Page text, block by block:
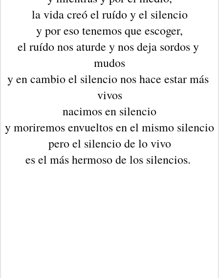
la vida creó el ruído y el silencio
y por eso tenemos que escoger,
el ruído nos aturde y nos deja sordos y
mudos
y en cambio el silencio nos hace estar más
vivos
nacimos en silencio
y moriremos envueltos en el mismo silencio
pero el silencio de lo vivo
es el más hermoso de los silencios.